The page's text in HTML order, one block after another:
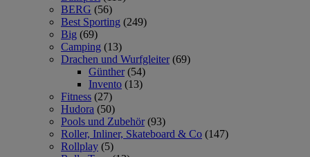
BERG (56)
Best Sporting (249)
Big (69)
Camping (13)
Drachen und Wurfgleiter (69)
Günther (54)
Invento (13)
Fitness (27)
Hudora (50)
Pools und Zubehör (93)
Roller, Inliner, Skateboard & Co (147)
Rollplay (5)